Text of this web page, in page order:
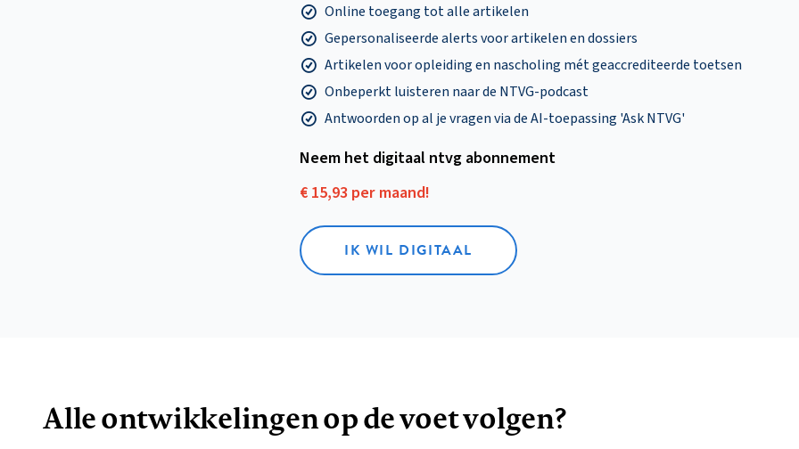
Online toegang tot alle artikelen
Gepersonaliseerde alerts voor artikelen en dossiers
Artikelen voor opleiding en nascholing mét geaccrediteerde toetsen
Onbeperkt luisteren naar de NTVG-podcast
Antwoorden op al je vragen via de AI-toepassing 'Ask NTVG'
Neem het digitaal ntvg abonnement
€ 15,93 per maand!
IK WIL DIGITAAL
Alle ontwikkelingen op de voet volgen?